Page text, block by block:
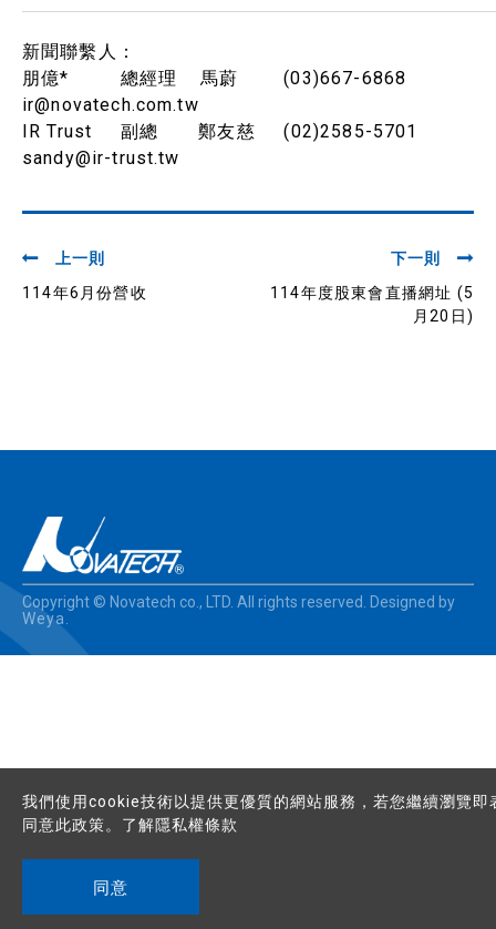
新聞聯繫人：
朋億* 總經理 馬蔚 (03)667-6868
ir@novatech.com.tw
IR Trust 副總 鄭友慈 (02)2585-5701
sandy@ir-trust.tw
上一則
114年6月份營收
下一則
114年度股東會直播網址 (5
月20日)
Copyright © Novatech co., LTD. All rights reserved. Designed by
Weya
我們使用cookie技術以提供更優質的網站服務，若您繼續瀏覽即
同意此政策。了解隱私權條款
同意